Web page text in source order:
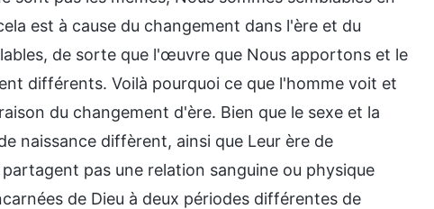
est à cause du changement dans l'ère et du
de sorte que l'œuvre que Nous apportons et le
différents. Voilà pourquoi ce que l'homme voit et
du changement d'ère. Bien que le sexe et la
naissance diffèrent, ainsi que Leur ère de
pas une relation sanguine ou physique
de Dieu à deux périodes différentes de